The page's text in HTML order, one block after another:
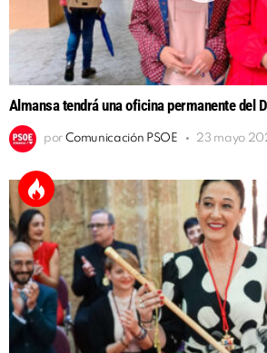
Almansa tendrá una oficina permanente del
por Comunicación PSOE 23 mayo